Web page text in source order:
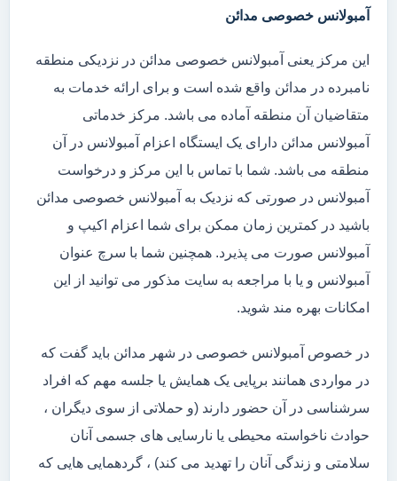
آمبولانس خصوصی مدائن
این مرکز یعنی آمبولانس خصوصی مدائن در نزدیکی منطقه
نامبرده در مدائن واقع شده است و برای ارائه خدمات به
متقاضیان آن منطقه آماده می باشد. مرکز خدماتی
آمبولانس مدائن دارای یک ایستگاه اعزام آمبولانس در آن
منطقه می باشد. شما با تماس با این مرکز و درخواست
آمبولانس در صورتی که نزدیک به آمبولانس خصوصی مدائن
باشید در کمترین زمان ممکن برای شما اعزام اکیپ و
آمبولانس صورت می پذیرد. همچنین شما با سرچ عنوان
آمبولانس و یا با مراجعه به سایت مذکور می توانید از این
امکانات بهره مند شوید.
در خصوص آمبولانس خصوصی در شهر مدائن باید گفت که
در مواردی همانند برپایی یک همایش یا جلسه مهم که افراد
سرشناسی در آن حضور دارند (و حملاتی از سوی دیگران ،
حوادث ناخواسته محیطی یا نارسایی های جسمی آنان
سلامتی و زندگی آنان را تهدید می کند) ، گردهمایی هایی که